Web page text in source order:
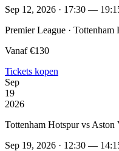
Sep 12, 2026 · 17:30 —
Premier League · Tottenham
Vanaf €130
Tickets kopen
Sep
19
2026
Tottenham Hotspur vs Aston
Sep 19, 2026 · 12:30 —